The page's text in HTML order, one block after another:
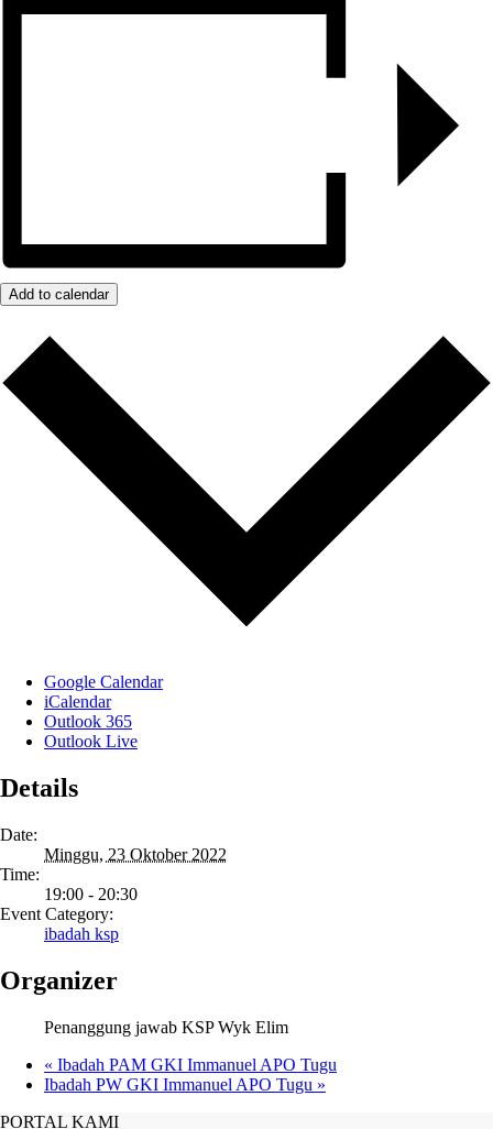
Add to calendar
Google Calendar
iCalendar
Outlook 365
Outlook Live
Details
Date:
Minggu, 23 Oktober 2022
Time:
19:00 - 20:30
Event Category:
ibadah ksp
Organizer
Penanggung jawab KSP Wyk Elim
« Ibadah PAM GKI Immanuel APO Tugu
Ibadah PW GKI Immanuel APO Tugu »
PORTAL KAMI